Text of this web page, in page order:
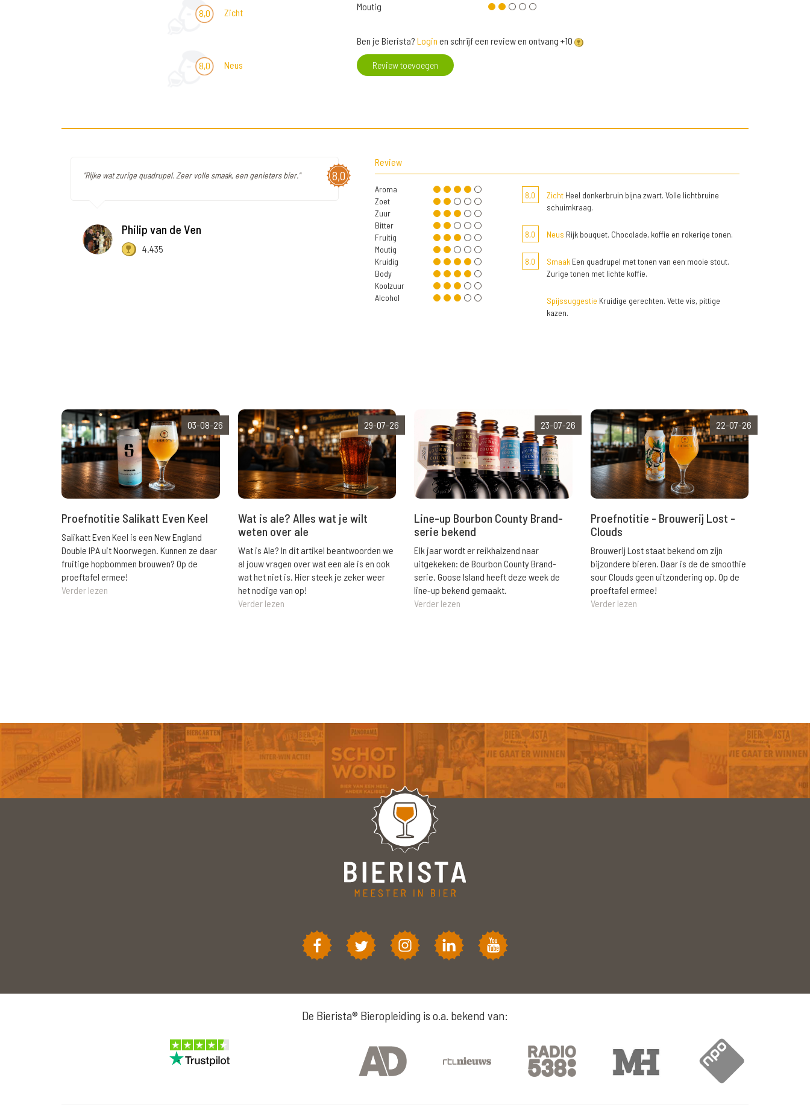
8,0 Zicht
8,0 Neus
Moutig
Ben je Bierista? Login en schrijf een review en ontvang +10
Review toevoegen
8,0
"Rijke wat zurige quadrupel. Zeer volle smaak, een genieters bier."
Philip van de Ven
4.435
Review
Aroma
Zoet
Zuur
Bitter
Fruitig
Moutig
Kruidig
Body
Koolzuur
Alcohol
8,0 ZichtHeel donkerbruin bijna zwart. Volle lichtbruine
schuimkraag.
8,0 Neus Rijk bouquet. Chocolade, koffie en rokerige tonen.
8,0 SmaakEen quadrupel met tonen van een mooie stout.
Zurige tonen met lichte koffie.
Spijssuggestie Kruidige gerechten. Vette vis, pittige
kazen.
03-08-26
Proefnotitie Salikatt Even Keel
Salikatt Even Keel is een New England
Double IPA uit Noorwegen. Kunnen ze daar
fruitige hopbommen brouwen? Op de
proeftafel ermee!
Verder lezen
29-07-26
Wat is ale? Alles wat je wilt
weten over ale
Wat is Ale? In dit artikel beantwoorden we
al jouw vragen over wat een ale is en ook
wat het niet is. Hier steek je zeker weer
het nodige van op!
Verder lezen
23-07-26
Line-up Bourbon County Brand-
serie bekend
Elk jaar wordt er reikhalzend naar
uitgekeken: de Bourbon County Brand-
serie. Goose Island heeft deze week de
line-up bekend gemaakt.
Verder lezen
22-07-26
Proefnotitie - Brouwerij Lost -
Clouds
Brouwerij Lost staat bekend om zijn
bijzondere bieren. Daar is de de smoothie
sour Clouds geen uitzondering op. Op de
proeftafel ermee!
Verder lezen
De Bierista® Bieropleiding is o.a. bekend van: